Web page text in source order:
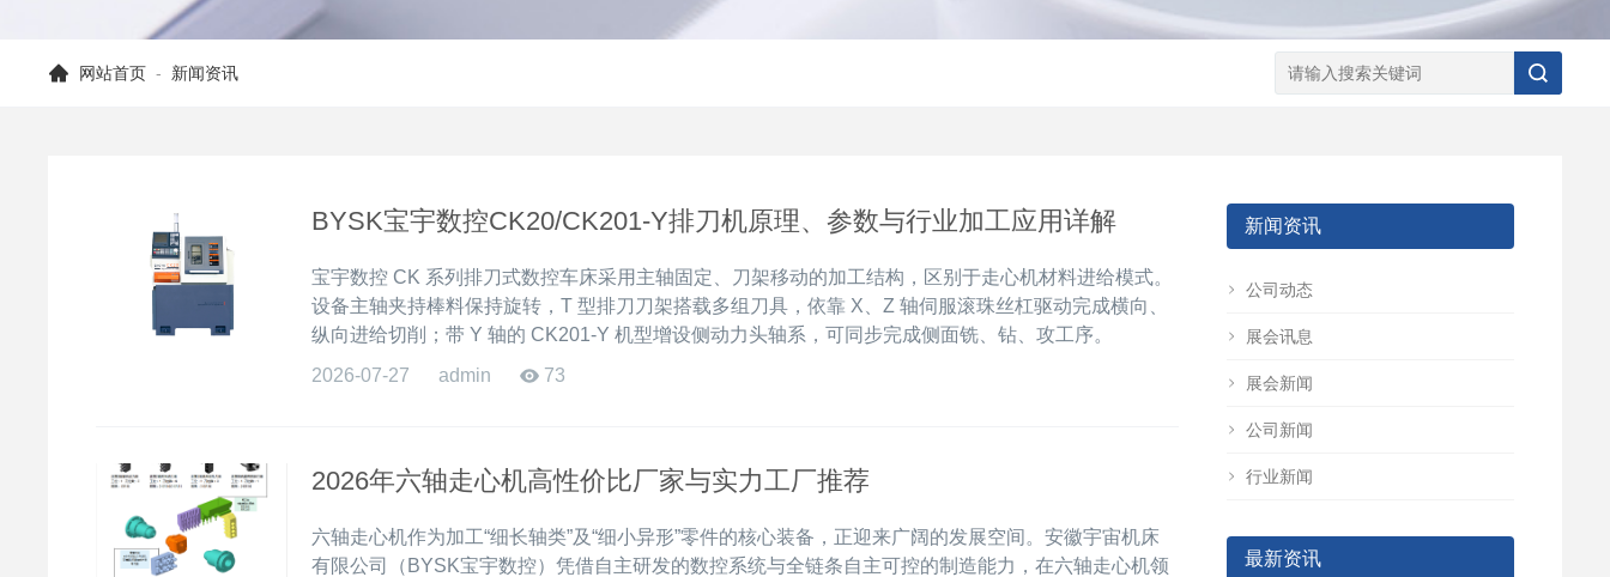
网站首页 - 新闻资讯
BYSK宝宇数控CK20/CK201-Y排刀机原理、参数与行业加工应用详解
宝宇数控 CK 系列排刀式数控车床采用主轴固定、刀架移动的加工结构，区别于走心机材料进给模式。
设备主轴夹持棒料保持旋转，T 型排刀刀架搭载多组刀具，依靠 X、Z 轴伺服滚珠丝杠驱动完成横向、
纵向进给切削；带 Y 轴的 CK201-Y 机型增设侧动力头轴系，可同步完成侧面铣、钻、攻工序。
2026-07-27
admin 73
2026年六轴走心机高性价比厂家与实力工厂推荐
六轴走心机作为加工“细长轴类”及“细小异形”零件的核心装备，正迎来广阔的发展空间。安徽宇宙机床
有限公司（BYSK宝宇数控）凭借自主研发的数控系统与全链条自主可控的制造能力，在六轴走心机领
新闻资讯
公司动态
展会讯息
展会新闻
公司新闻
行业新闻
最新资讯